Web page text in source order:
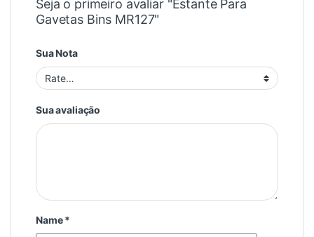
Seja o primeiro avaliar "Estante Para
Gavetas Bins MR127"
Sua Nota
Sua avaliação
Name*